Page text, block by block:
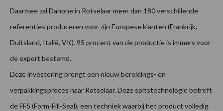
Daarmee zal Danone in Rotselaar meer dan 180 verschillende
referenties produceren voor zijn Europese klanten (Frankrijk,
Duitsland, Italië, VK). 95 procent van de productie is immers voor
de export bestemd.
Deze investering brengt een nieuw bereidings- en
verpakkingsproces naar Rotselaar. Deze spitstechnologie betreft
de FFS (Form-Fill-Seal), een techniek waarbij het product volledig